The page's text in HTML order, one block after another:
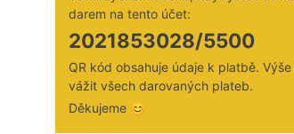
darem na tento účet:
2021853028/5500
QR kód obsahuje údaje k platbě.
vážit všech darovaných plateb.
Děkujeme 😊